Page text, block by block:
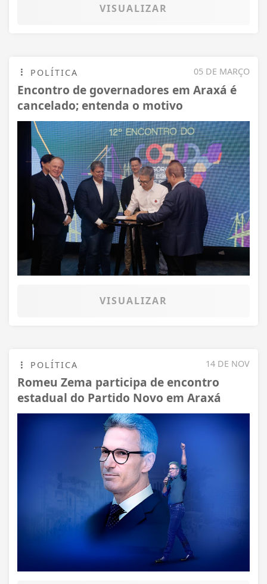
VISUALIZAR
05 DE MARÇO
POLÍTICA
Encontro de governadores em Araxá é
cancelado; entenda o motivo
VISUALIZAR
14 DE NOV
POLÍTICA
Romeu Zema participa de encontro
estadual do Partido Novo em Araxá